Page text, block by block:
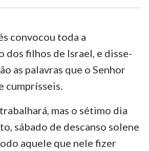
Neemias
Jó
Provérbios
Cânticos
Ezequiel
Oséias
convocou toda a
dos filhos de Israel, e disse-
as palavras que o Senhor
cumprísseis.
mas o sétimo dia
sábado de descanso solene
aquele que nele fizer